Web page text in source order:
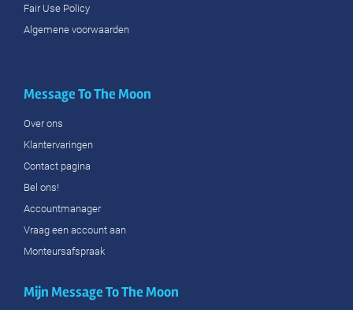
Fair Use Policy
Algemene voorwaarden
Message To The Moon
Over ons
Klantervaringen
Contact pagina
Bel ons!
Accountmanager
Vraag een account aan
Monteursafspraak
Mijn Message To The Moon